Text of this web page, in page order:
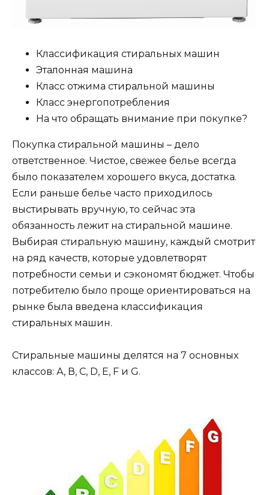
Классификация стиральных машин
Эталонная машина
Класс отжима стиральной машины
Класс энергопотребления
На что обращать внимание при покупке?
Покупка стиральной машины – дело
ответственное. Чистое, свежее белье всегда
было показателем хорошего вкуса, достатка.
Если раньше белье часто приходилось
выстирывать вручную, то сейчас эта
обязанность лежит на стиральной машине.
Выбирая стиральную машину, каждый смотрит
на ряд качеств, которые удовлетворят
потребности семьи и сэкономят бюджет. Чтобы
потребителю было проще ориентироваться на
рынке была введена классификация
стиральных машин.
Стиральные машины делятся на 7 основных
классов: А, В, С, D, E, F и G.